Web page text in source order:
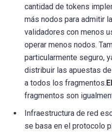
cantidad de tokens
más nodos para admitir
validadores con menos
operar menos nodos.
particularmente seguro,
distribuir las apuestas
a todos los fragmentos.
fragmentos son
Infraestructura de red
se basa en el protocolo